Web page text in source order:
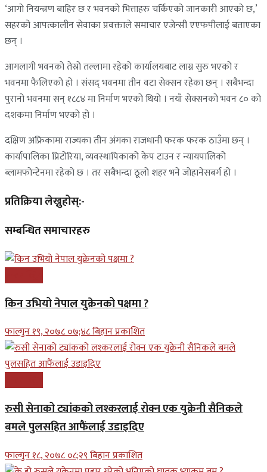
‘आगो नियन्त्रण बाहिर छ र भवनको भित्ताहरु चर्किएको जानकारी आएको छ,’
सहरको आपत्कालीन सेवाका प्रवक्ताले समाचार एजेन्सी एएफपीलाई बताएका
छन् ।
आगलागी भवनको तेस्रो तल्लामा रहेको कार्यालयबाट लाग्न सुरु भएको र
भवनमा फैलिएको हो । संसद् भवनमा तीन वटा सेक्सन रहेका छन् । सबैभन्दा
पुरानो भवनमा सन् १८८४ मा निर्माण भएको थियो । नयाँ सेक्सनको भवन ८० को
दशकमा निर्माण भएको हो ।
दक्षिण अफ्रिकामा राज्यका तीन अंगका राजधानी फरक फरक ठाउँमा छन् ।
कार्यापालिका प्रिटोरिया, व्यवस्थापिकाको केप टाउन र न्यायपालिको
ब्लामफोन्टेनमा रहेको छ । तर सबैभन्दा ठूलो शहर भने जोहानेसबर्ग हो ।
प्रतिक्रिया लेख्नुहोस्:-
सम्बन्धित समाचारहरु
किन उभियो नेपाल युक्रेनको पक्षमा ?
फाल्गुन १९, २०७८ ०७;४८ बिहान प्रकाशित
रुसी सेनाको ट्यांकको लश्करलाई रोक्न एक युक्रेनी सैनिकले
बमले पुलसहित आफैंलाई उडाइदिए
फाल्गुन १८, २०७८ ०८;२९ बिहान प्रकाशित